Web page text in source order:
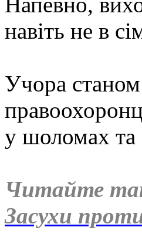
навіть не в
Учора
у шоломах та
Читайте
Засухи